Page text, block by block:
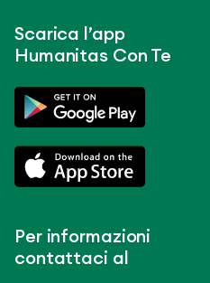
Scarica l’app
Humanitas Con Te
Per informazioni
contattaci al